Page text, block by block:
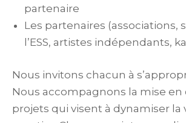
partenaire
Les partenaires (associations,
l’ESS, artistes indépendants,
Nous invitons chacun à
Nous accompagnons la mise en
projets qui visent à dynamiser la